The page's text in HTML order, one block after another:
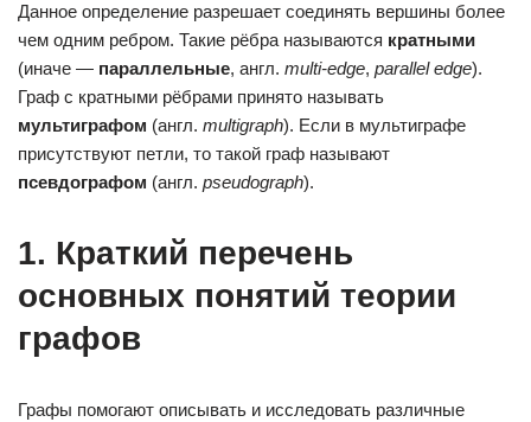
Данное определение разрешает соединять вершины более
чем одним ребром. Такие рёбра называются кратными
(иначе — параллельные, англ. multi-edge, parallel edge).
Граф с кратными рёбрами принято называть
мультиграфом (англ. multigraph). Если в мультиграфе
присутствуют петли, то такой граф называют
псевдографом (англ. pseudograph).
1. Краткий перечень
основных понятий теории
графов
Графы помогают описывать и исследовать различные